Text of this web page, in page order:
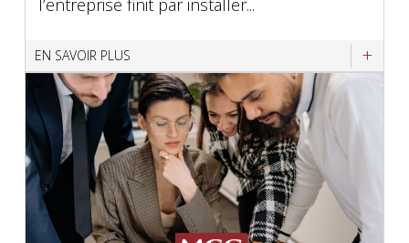
l’entreprise finit par installer...
EN SAVOIR PLUS